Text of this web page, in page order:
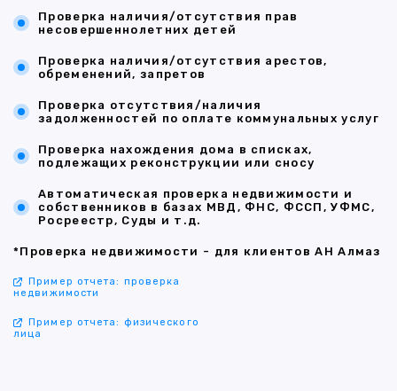
Проверка наличия/отсутствия прав
несовершеннолетних детей
Проверка наличия/отсутствия арестов,
обременений, запретов
Проверка отсутствия/наличия
задолженностей по оплате коммунальных услуг
Проверка нахождения дома в списках,
подлежащих реконструкции или сносу
Автоматическая проверка недвижимости и
собственников в базах МВД, ФНС, ФССП, УФМС,
Росреестр, Суды и т.д.
*Проверка недвижимости - для клиентов АН Алмаз
Пример отчета: проверка
недвижимости
Пример отчета: физического
лица